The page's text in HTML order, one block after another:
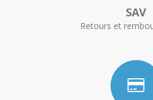
SAV
Retours et